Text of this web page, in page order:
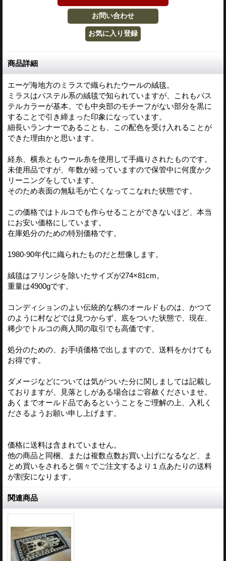
商品詳細
エーゲ海地方のミラスで織られたウールの絨毯。
ミラスはパステル系の絨毯で知られていますが、これもパス
テルカラーが基本。でも中央部のモチーフがない部分を黒に
することで引き締まった印象になっています。
細長いランナーであることも、この配色を受け入れることが
できた理由かと思います。
経糸、横糸ともウール糸を使用して手織りされたものです。
未使用品ですが、年数が経っていますので保管中に何度かク
リーニングをしています。
そのため表面の無駄毛が亡くなってこなれた状態です。
この価格ではトルコでも作らせることができないほど、本当
にお安い価格にしています。
在庫処分のための特別価格です。
1980-90年代に織られたものだと想像します。
絨毯はフリンジを除いたサイズが274×81cm。
重量は4900gです。
コンディションのよい伝統的な柄のオールドものは、かつて
のように村などでは見つからず、底をついた状態で、現在、
稀少でトルコの商人間の取引でも高価です。
処分のための、お手頃価格で出しますので、送料をかけても
お得です。
ダメージなどについては気がついた分に関しましては記載し
ておりますが、見落としがある場合はご容赦くださいませ。
あくまでオールド品であるということをご理解の上、入札く
ださるようお願い申し上げます。
価格に送料は含まれていません。
他の商品と同梱、または複数点数お買い上げになるなど、ま
とめ買いをされると個々でご注文するより１点あたりの送料
が割安になります。
関連商品